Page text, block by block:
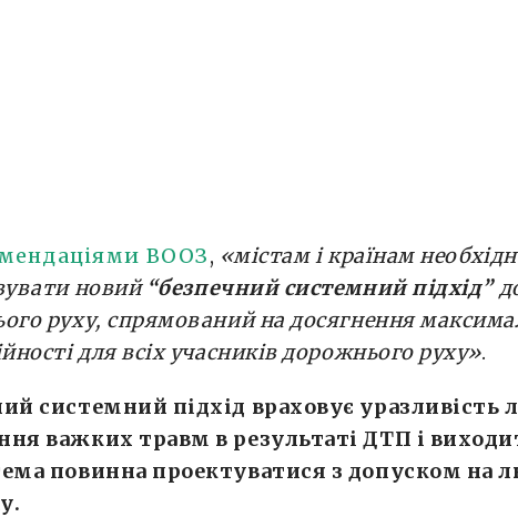
ВООЗ, «містам і країнам
новий “безпечний системний підхід”
руху, спрямований на досягнення
для всіх учасників дорожнього руху».
системний підхід враховує уразливість
важких травм в результаті ДТП і
повинна проектуватися з допуском на